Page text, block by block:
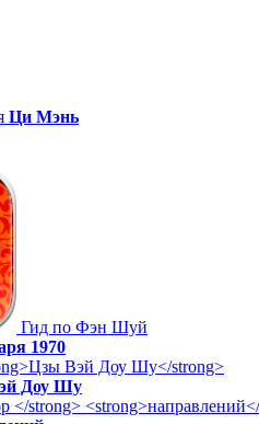
Ци Мэнь
Гид по Фэн Шуй
1970
Доу Шу